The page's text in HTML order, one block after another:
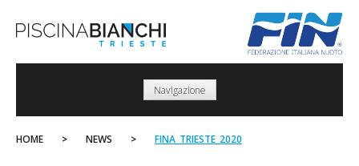
to
Navigazione
HOME > NEWS > FINA_TRIESTE_2020